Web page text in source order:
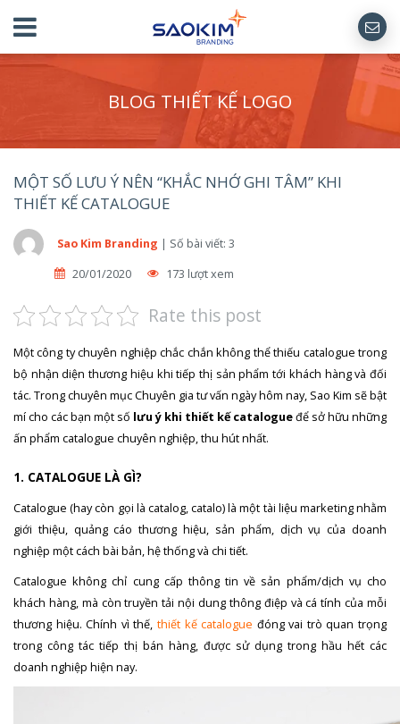
BLOG THIẾT KẾ LOGO
MỘT SỐ LƯU Ý NÊN “KHẮC NHỚ GHI TÂM” KHI
THIẾT KẾ CATALOGUE
Sao Kim Branding | Số bài viết: 3
20/01/2020
173 lượt xem
Rate this post
Một công ty chuyên nghiệp chắc chắn không thể thiếu catalogue trong
bộ nhận diện thương hiệu khi tiếp thị sản phẩm tới khách hàng và đối
tác. Trong chuyên mục Chuyên gia tư vấn ngày hôm nay, Sao Kim sẽ bật
mí cho các bạn một số lưu ý khi thiết kế catalogueđể sở hữu những
ấn phẩm catalogue chuyên nghiệp, thu hút nhất.
1. CATALOGUE LÀ GÌ?
Catalogue (hay còn gọi là catalog, catalo) là một tài liệu marketing nhằm
giới thiệu, quảng cáo thương hiệu, sản phẩm, dịch vụ của doanh
nghiệp một cách bài bản, hệ thống và chi tiết.
Catalogue không chỉ cung cấp thông tin về sản phẩm/dịch vụ cho
khách hàng, mà còn truyền tải nội dung thông điệp và cá tính của mỗi
thương hiệu. Chính vì thế, thiết kế catalogue đóng vai trò quan trọng
trong công tác tiếp thị bán hàng, được sử dụng trong hầu hết các
doanh nghiệp hiện nay.